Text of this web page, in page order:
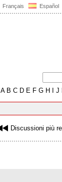
Français Español
AB C D E F G H J
Discussioni più